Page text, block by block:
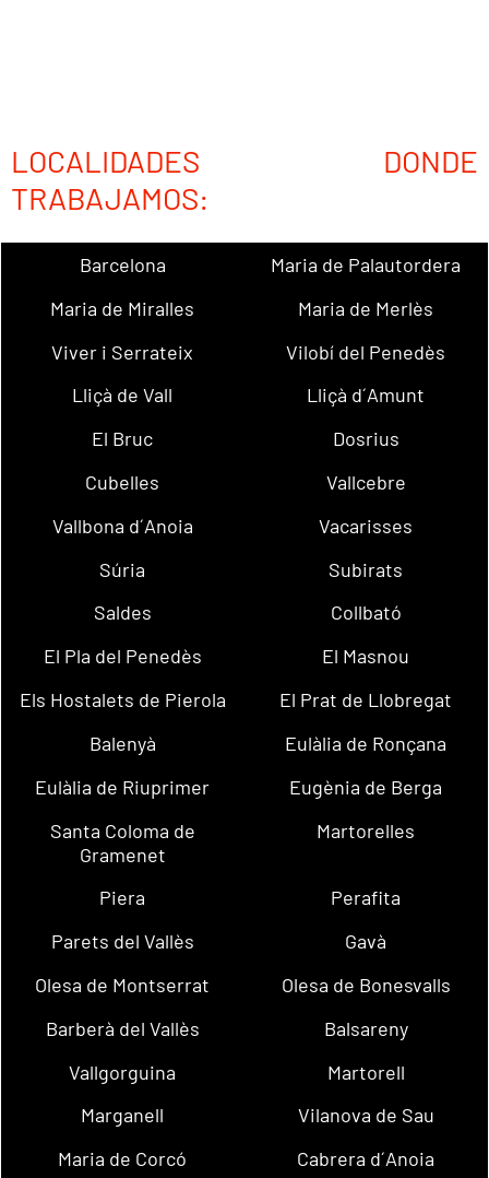
LOCALIDADES DONDE
TRABAJAMOS:
Barcelona
Maria de Palautordera
Maria de Miralles
Maria de Merlès
Viver i Serrateix
Vilobí del Penedès
Lliçà de Vall
Lliçà d´Amunt
El Bruc
Dosrius
Cubelles
Vallcebre
Vallbona d´Anoia
Vacarisses
Súria
Subirats
Saldes
Collbató
El Pla del Penedès
El Masnou
Els Hostalets de Pierola
El Prat de Llobregat
Balenyà
Eulàlia de Ronçana
Eulàlia de Riuprimer
Eugènia de Berga
Santa Coloma de
Gramenet
Martorelles
Piera
Perafita
Parets del Vallès
Gavà
Olesa de Montserrat
Olesa de Bonesvalls
Barberà del Vallès
Balsareny
Vallgorguina
Martorell
Marganell
Vilanova de Sau
Maria de Corcó
Cabrera d´Anoia